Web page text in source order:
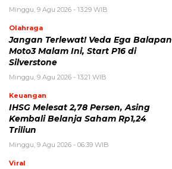
Minggu, 9 Agu 2026 - 13:29 WIB
Olahraga
Jangan Terlewat! Veda Ega Balapan
Moto3 Malam Ini, Start P16 di
Silverstone
Minggu, 9 Agu 2026 - 13:21 WIB
Keuangan
IHSG Melesat 2,78 Persen, Asing
Kembali Belanja Saham Rp1,24
Triliun
Minggu, 9 Agu 2026 - 06:39 WIB
Viral